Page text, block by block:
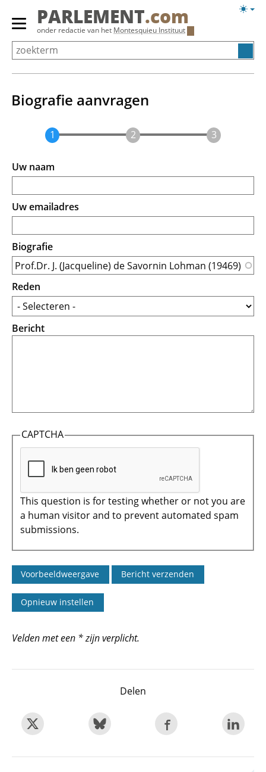
Overslaan
Primair
menu
tonen/verbergen
PARLEMENT.com
onder redactie van het Montesquieu Instituut
Biografie aanvragen
Uw naam
Uw emailadres
Biografie
Reden
Bericht
CAPTCHA
This question is for testing whether or not you are
a human visitor and to prevent automated spam
submissions.
Velden met een * zijn verplicht.
Delen